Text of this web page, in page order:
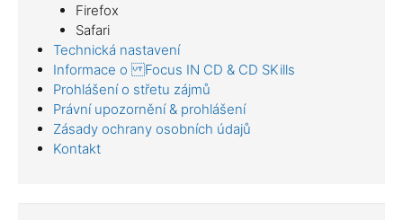
Firefox
Safari
Technická nastavení
Informace o Focus IN CD & CD SKills
Prohlášení o střetu zájmů
Právní upozornění & prohlášení
Zásady ochrany osobních údajů
Kontakt